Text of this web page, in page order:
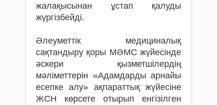
жалақысынан ұстап қалуды
жүргізбейді.
Әлеуметтік медициналық
сақтандыру қоры МӘМС жүйесінде
әскери қызметшілердің
мәліметтерін «Адамдарды арнайы
есепке алу» ақпараттық жүйесіне
ЖСН көрсете отырып енгізілген